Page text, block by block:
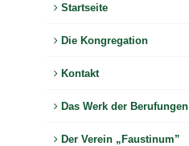
Startseite
Die Kongregation
Kontakt
Das Werk der Berufungen
Der Verein „Faustinum”